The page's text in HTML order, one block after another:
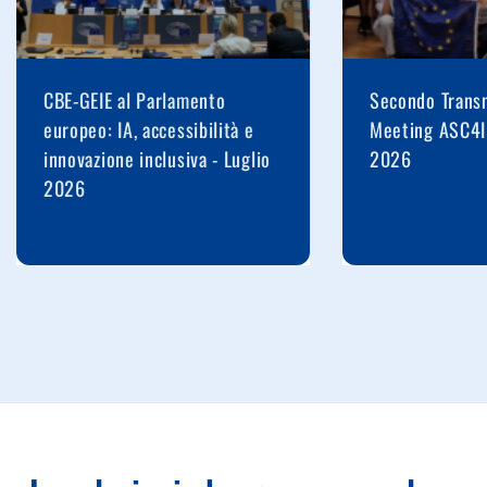
CBE-GEIE al Parlamento
europeo: IA, accessibilità e
innovazione inclusiva - Luglio
2026
Secondo
Meeting
2026